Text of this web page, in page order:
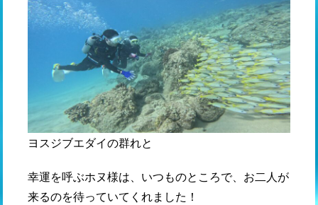
ヨスジブエダイの群れと
幸運を呼ぶホヌ様は、いつものところで、お二人が
来るのを待っていてくれました！